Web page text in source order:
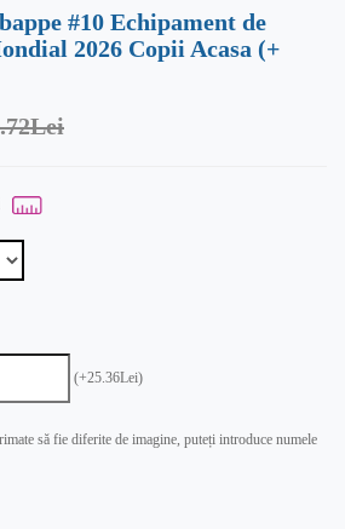
#10 Echipament de
2026 Copii Acasa (+
(+25.36Lei)
să fie diferite de imagine, puteți introduce numele